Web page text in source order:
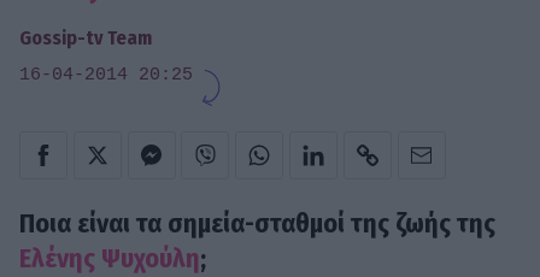
Gossip-tv Team
16-04-2014 20:25
Ποια είναι τα σημεία-σταθμοί της ζωής της
Ελένης Ψυχούλη;